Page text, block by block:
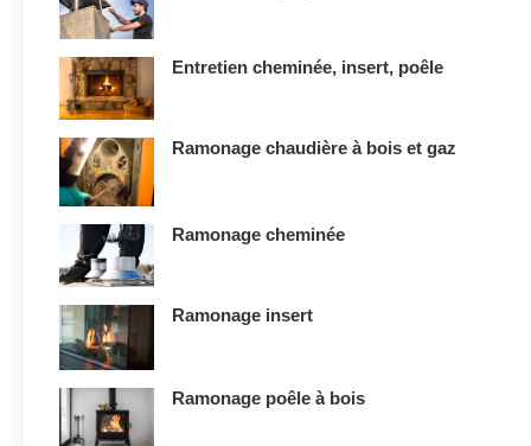
Entretien cheminée, insert, poêle
Ramonage chaudière à bois et gaz
Ramonage cheminée
Ramonage insert
Ramonage poêle à bois